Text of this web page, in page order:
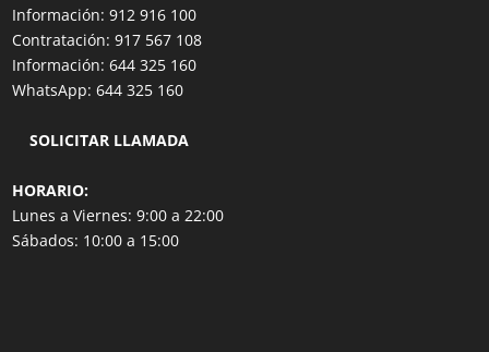
Información:912 916 100
Contratación:917 567 108
Información:644 325 160
WhatsApp:644 325 160
SOLICITAR LLAMADA
HORARIO:
Lunes a Viernes: 9:00 a 22:00
Sábados: 10:00 a 15:00